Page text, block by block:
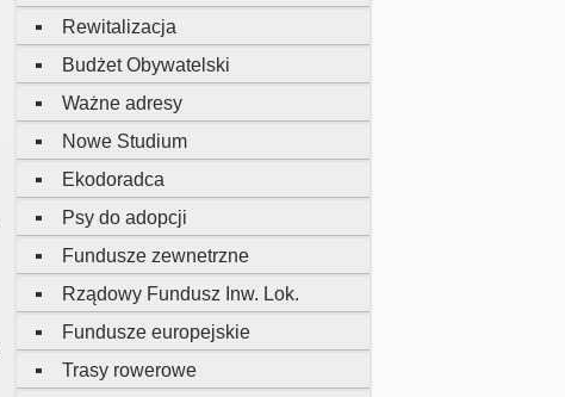
Rewitalizacja
Budżet Obywatelski
Ważne adresy
Nowe Studium
Ekodoradca
Psy do adopcji
Fundusze zewnetrzne
Rządowy Fundusz Inw. Lok.
Fundusze europejskie
Trasy rowerowe